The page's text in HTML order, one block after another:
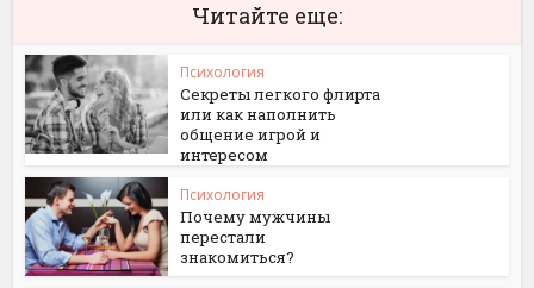
Читайте еще:
Психология
Секреты легкого флирта
или как наполнить
общение игрой и
интересом
Психология
Почему мужчины
перестали
знакомиться?